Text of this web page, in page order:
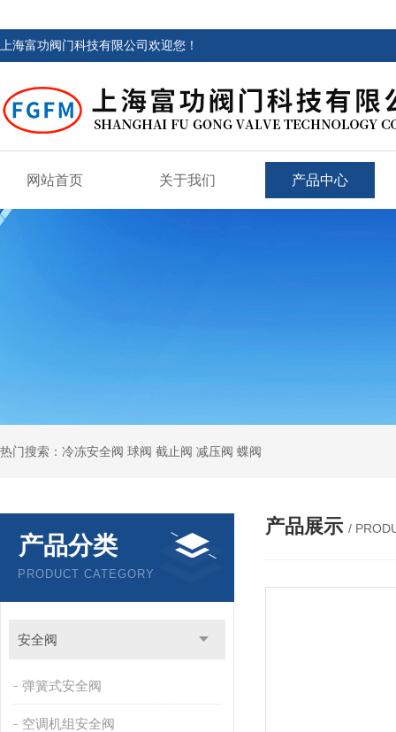
上海富功阀门科技有限公司欢迎您！
网站首页 关于我们 产品中心
热门搜索：冷冻安全阀 球阀 截止阀 减压阀 蝶阀
产品分类
PRODUCT CATEGORY
安全阀
弹簧式安全阀
空调机组安全阀
产品展示 /